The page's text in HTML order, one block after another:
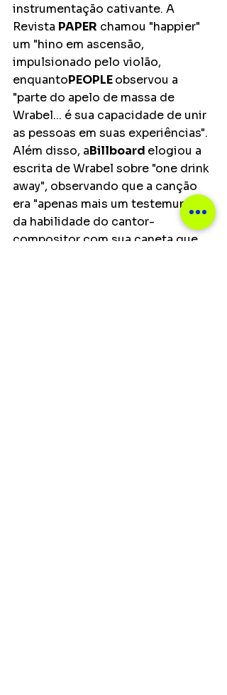
instrumentação cativante. A
Revista PAPER chamou "happier"
um "hino em ascensão,
impulsionado pelo violão,
enquantoPEOPLE observou a
"parte do apelo de massa de
Wrabel... é sua capacidade de unir
as pessoas em suas experiências".
Além disso, aBillboard elogiou a
escrita de Wrabel sobre "one drink
away", observando que a canção
era "apenas mais um testemunho
da habilidade do cantor-
compositor com sua caneta que